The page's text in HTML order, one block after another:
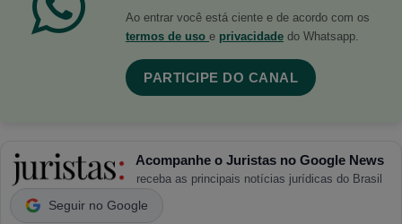
Ao entrar você está ciente e de acordo com os
termos de uso e privacidade do Whatsapp.
PARTICIPE DO CANAL
Acompanhe o Juristas no Google News
receba as principais notícias jurídicas do Brasil
Seguir no Google